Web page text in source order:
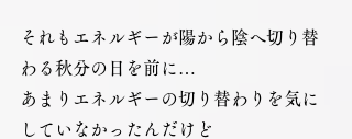
それもエネルギーが陽から陰へ切り替
わる秋分の日を前に…
あまりエネルギーの切り替わりを気に
していなかったんだけど